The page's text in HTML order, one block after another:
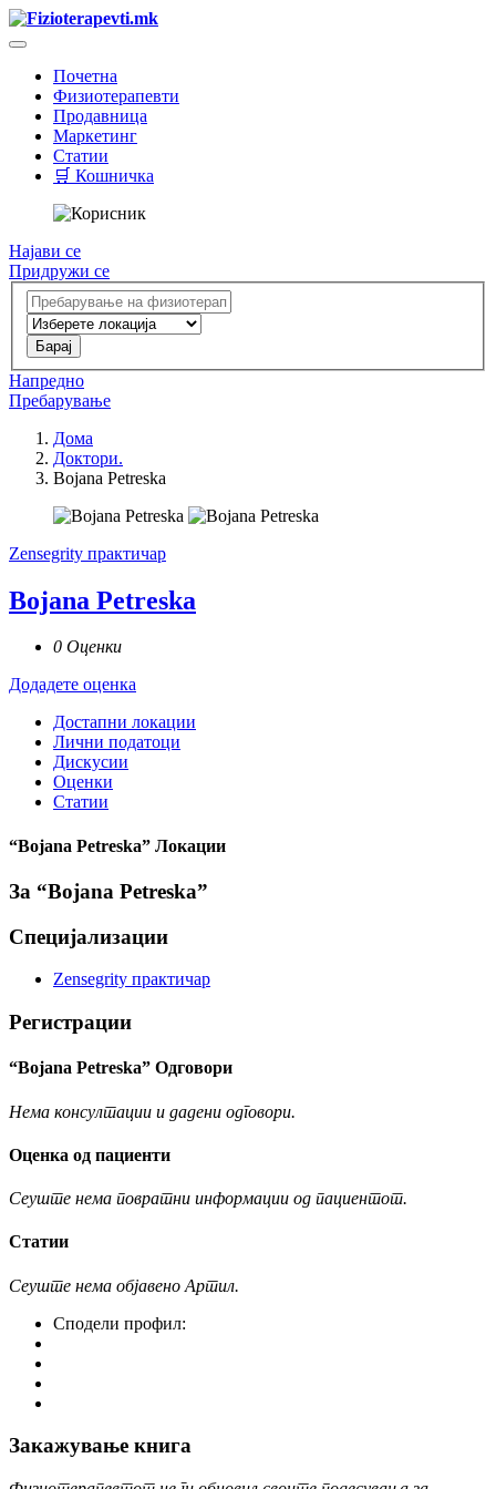
Почетна
Физиотерапевти
Продавница
Маркетинг
Статии
🛒 Кошничка
Најави се
Придружи се
Напредно
Пребарување
Дома
Доктори.
Bojana Petreska
Zensegrity практичар
Bojana Petreska
0 Оценки
Додадете оценка
Достапни локации
Лични податоци
Дискусии
Оценки
Статии
“Bojana Petreska” Локации
За “Bojana Petreska”
Специјализации
Zensegrity практичар
Регистрации
“Bojana Petreska” Одговори
Нема консултации и дадени одговори.
Оценка од пациенти
Сеуште нема повратни информации од пациентот.
Статии
Сеуште нема објавено Артил.
Сподели профил:
Закажување книга